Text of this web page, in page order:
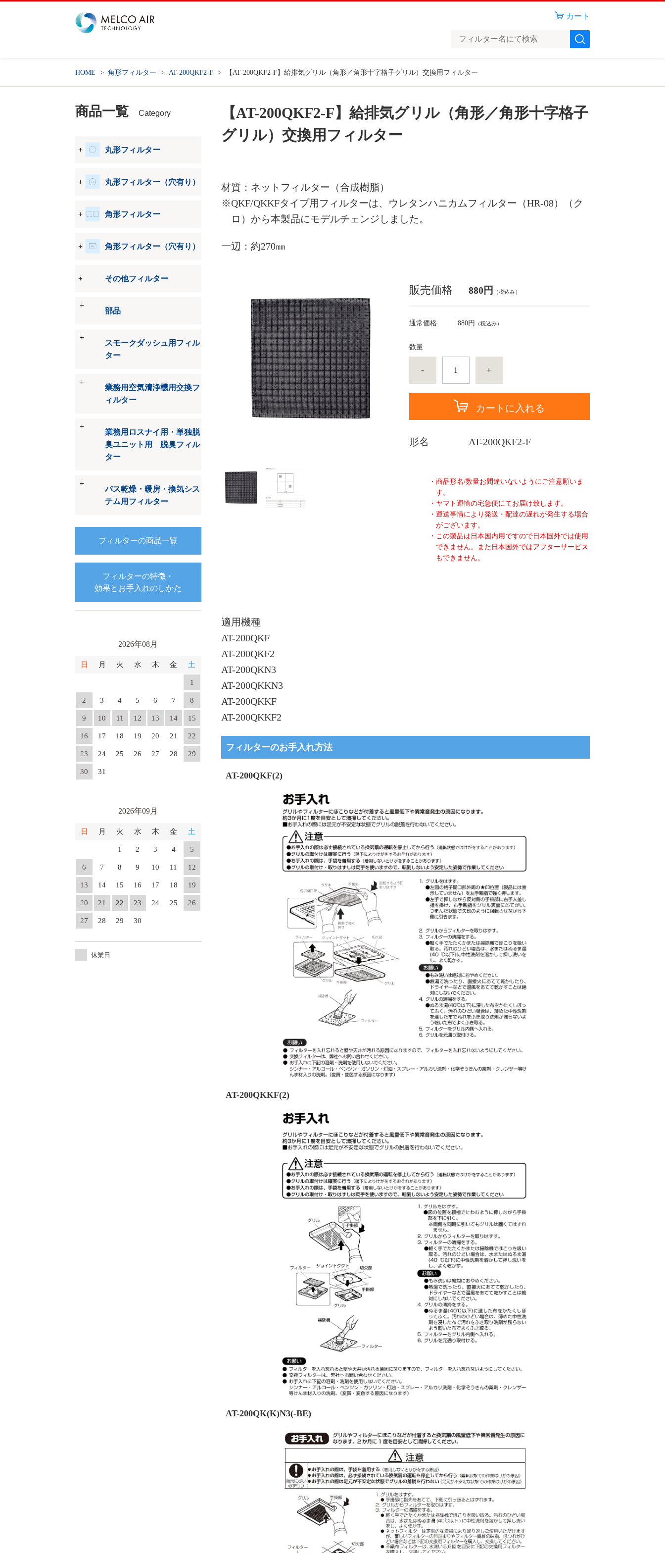
カート
HOME 角形フィルター AT-200QKF2-F 【AT-200QKF2-F】給排気グリル（角形／角形十字格子グリル）交換用フィルター
【AT-200QKF2-F】給排気グリル（角形／角形十字格子
グリル）交換用フィルター
材質：ネットフィルター（合成樹脂）
※QKF/QKKFタイプ用フィルターは、ウレタンハニカムフィルター（HR-08）（ク
ロ）から本製品にモデルチェンジしました。
一辺：約270㎜
販売価格 880円 （税込み）
通常価格 880円 （税込み）
数量
- +
カートに入れる
形名 AT-200QKF2-F
・商品形名/数量お間違いないようにご注意願いま
す。
・ヤマト運輸の宅急便にてお届け致します。
・運送事情により発送・配達の遅れが発生する場合
がございます。
・この製品は日本国内用ですので日本国外では使用
できません。また日本国外ではアフターサービス
もできません。
適用機種
AT-200QKF
AT-200QKF2
AT-200QKN3
AT-200QKKN3
AT-200QKKF
AT-200QKKF2
フィルターのお手入れ方法
AT-200QKF(2)
AT-200QKKF(2)
AT-200QK(K)N3(-BE)
商品一覧 Category
丸形フィルター
丸形フィルター（穴有り）
角形フィルター
角形フィルター（穴有り）
その他フィルター
部品
スモークダッシュ用フィル
ター
業務用空気清浄機用交換フ
ィルター
業務用ロスナイ用・単独脱
臭ユニット用 脱臭フィル
ター
バス乾燥・暖房・換気シス
テム用フィルター
フィルターの商品一覧
フィルターの特徴・
効果とお手入れのしかた
2026年08月
日 月 火 水 木 金 土
1
2 3 4 5 6 7 8
9 10 11 12 13 14 15
16 17 18 19 20 21 22
23 24 25 26 27 28 29
30 31
2026年09月
日 月 火 水 木 金 土
1 2 3 4 5
6 7 8 9 10 11 12
13 14 15 16 17 18 19
20 21 22 23 24 25 26
27 28 29 30
休業日